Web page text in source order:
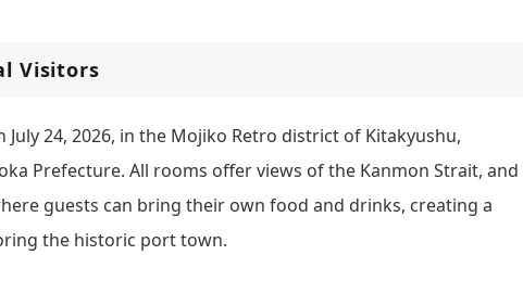
Visitors
24, 2026, in the Mojiko Retro district of Kitakyushu,
Prefecture. All rooms offer views of the Kanmon Strait, and
guests can bring their own food and drinks, creating a
the historic port town.